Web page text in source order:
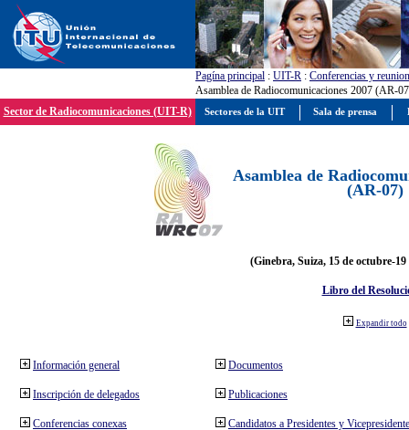
Pagína principal : UIT-R : Conferencias y
Asamblea de Radiocomunicaciones 2007 (AR-
Sector de Radiocomunicaciones (UIT-R)
Asamblea de
(AR-07)
(Ginebra, Suiza, 15 de octubre-19
Libro del
Expandir todo
Información general
Inscripción de delegados
Conferencias conexas
Documentos
Publicaciones
Candidatos a Presidentes y
Sectores de la UIT Sala de prensa